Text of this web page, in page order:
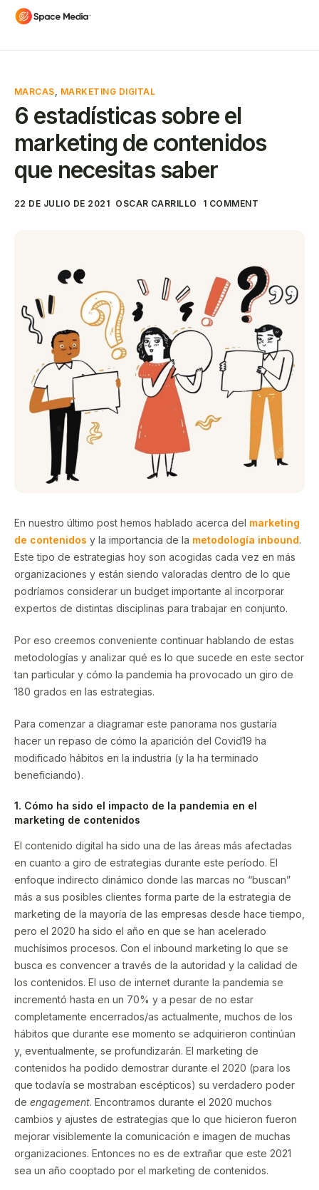
MARCAS, MARKETING DIGITAL
6 estadísticas sobre el
marketing de contenidos
que necesitas saber
22 DE JULIO DE 2021 OSCAR CARRILLO 1 COMMENT
En nuestro último post hemos hablado acerca del marketing
de contenidos y la importancia de la metodología inbound.
Este tipo de estrategias hoy son acogidas cada vez en más
organizaciones y están siendo valoradas dentro de lo que
podríamos considerar un budget importante al incorporar
expertos de distintas disciplinas para trabajar en conjunto.
Por eso creemos conveniente continuar hablando de estas
metodologías y analizar qué es lo que sucede en este sector
tan particular y cómo la pandemia ha provocado un giro de
180 grados en las estrategias.
Para comenzar a diagramar este panorama nos gustaría
hacer un repaso de cómo la aparición del Covid19 ha
modificado hábitos en la industria (y la ha terminado
beneficiando).
1. Cómo ha sido el impacto de la pandemia en el
marketing de contenidos
El contenido digital ha sido una de las áreas más afectadas
en cuanto a giro de estrategias durante este período. El
enfoque indirecto dinámico donde las marcas no “buscan”
más a sus posibles clientes forma parte de la estrategia de
marketing de la mayoría de las empresas desde hace tiempo,
pero el 2020 ha sido el año en que se han acelerado
muchísimos procesos. Con el inbound marketing lo que se
busca es convencer a través de la autoridad y la calidad de
los contenidos. El uso de internet durante la pandemia se
incrementó hasta en un 70% y a pesar de no estar
completamente encerrados/as actualmente, muchos de los
hábitos que durante ese momento se adquirieron continúan
y, eventualmente, se profundizarán. El marketing de
contenidos ha podido demostrar durante el 2020 (para los
que todavía se mostraban escépticos) su verdadero poder
de engagement. Encontramos durante el 2020 muchos
cambios y ajustes de estrategias que lo que hicieron fueron
mejorar visiblemente la comunicación e imagen de muchas
organizaciones. Entonces no es de extrañar que este 2021
sea un año cooptado por el marketing de contenidos.